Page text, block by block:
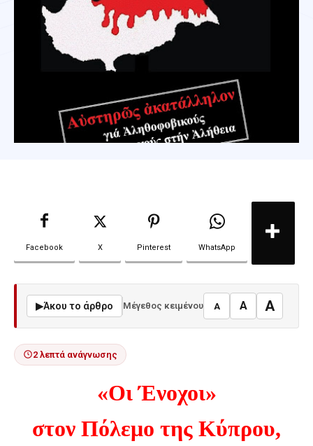
Facebook X Pinterest WhatsApp
▶Άκου το άρθρο Μέγεθος κειμένου A A A
2 λεπτά ανάγνωσης
«Οι Ένοχοι»
στον Πόλεμο της Κύπρου,